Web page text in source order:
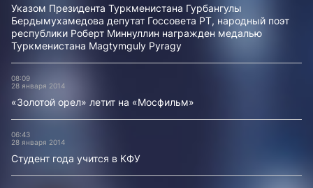
Указом Президента Туркменистана Гурбангулы
Бердымухамедова депутат Госсовета РТ, народный поэт
республики Роберт Миннуллин награжден медалью
Туркменистана Magtymguly Pyragy
08:09
28 января 2014
«Золотой орел» летит на «Мосфильм»
06:43
28 января 2014
Студент года учится в КФУ